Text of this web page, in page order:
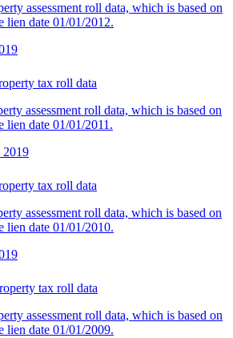
assessment roll data, which is based on
lien date 01/01/2012.
tax roll data
assessment roll data, which is based on
lien date 01/01/2011.
2019
tax roll data
assessment roll data, which is based on
lien date 01/01/2010.
tax roll data
assessment roll data, which is based on
lien date 01/01/2009.